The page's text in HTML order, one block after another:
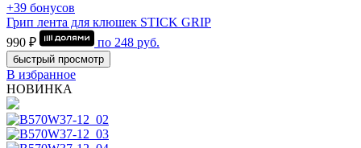
+39 бонусов
Грип лента для клюшек STICK GRIP
990 ₽
по 248 руб.
быстрый просмотр
В избранное
НОВИНКА